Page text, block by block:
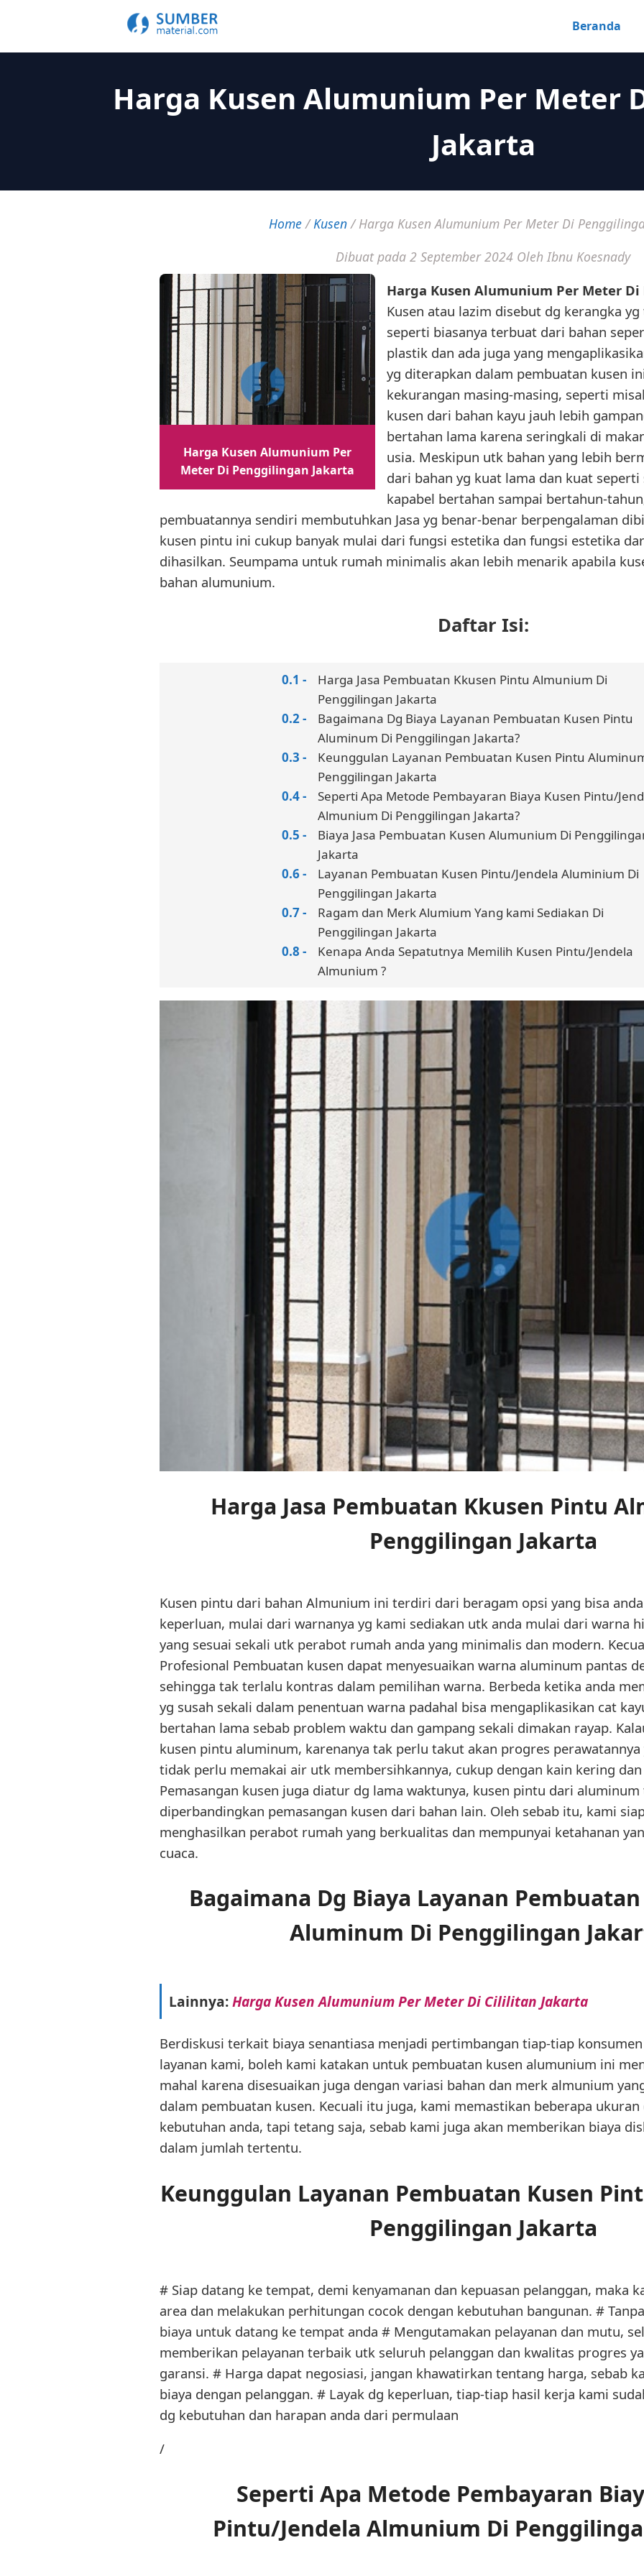
Beranda
Harga Kusen Alumunium Per Meter
Jakarta
Home/Kusen/Harga Kusen Alumunium Per Meter Di
Dibuat pada 2 September 2024 Oleh Ibnu Koesnady
Harga Kusen Alumunium Per
Meter Di Penggilingan Jakarta
Harga Kusen Alumunium Per Meter
Kusen atau lazim disebut dg kerangka
seperti biasanya terbuat dari bahan
plastik dan ada juga yang
yg diterapkan dalam pembuatan kusen
kekurangan masing-masing, seperti
kusen dari bahan kayu jauh lebih
bertahan lama karena seringkali di
usia. Meskipun utk bahan yang lebih
dari bahan yg kuat lama dan kuat
kapabel bertahan sampai bertahun-
pembuatannya sendiri membutuhkan Jasa yg benar-benar berpengalaman
kusen pintu ini cukup banyak mulai dari fungsi estetika dan fungsi estetika
dihasilkan. Seumpama untuk rumah minimalis akan lebih menarik apabila
bahan alumunium.
Daftar Isi:
Harga Jasa Pembuatan Kkusen Pintu Almunium Di
Penggilingan Jakarta
Bagaimana Dg Biaya Layanan Pembuatan Kusen Pintu
Aluminum Di Penggilingan Jakarta?
Keunggulan Layanan Pembuatan Kusen Pintu
Penggilingan Jakarta
Seperti Apa Metode Pembayaran Biaya Kusen Pintu/
Almunium Di Penggilingan Jakarta?
Biaya Jasa Pembuatan Kusen Alumunium Di
Jakarta
Layanan Pembuatan Kusen Pintu/Jendela Aluminium Di
Penggilingan Jakarta
Ragam dan Merk Alumium Yang kami Sediakan Di
Penggilingan Jakarta
Kenapa Anda Sepatutnya Memilih Kusen Pintu/Jendela
Almunium ?
Harga Jasa Pembuatan Kkusen Pintu
Penggilingan Jakarta
Kusen pintu dari bahan Almunium ini terdiri dari beragam opsi yang bisa
keperluan, mulai dari warnanya yg kami sediakan utk anda mulai dari warna
yang sesuai sekali utk perabot rumah anda yang minimalis dan modern.
Profesional Pembuatan kusen dapat menyesuaikan warna aluminum pantas
sehingga tak terlalu kontras dalam pemilihan warna. Berbeda ketika anda
yg susah sekali dalam penentuan warna padahal bisa mengaplikasikan cat
bertahan lama sebab problem waktu dan gampang sekali dimakan rayap.
kusen pintu aluminum, karenanya tak perlu takut akan progres
tidak perlu memakai air utk membersihkannya, cukup dengan kain kering
Pemasangan kusen juga diatur dg lama waktunya, kusen pintu dari
diperbandingkan pemasangan kusen dari bahan lain. Oleh sebab itu, kami
menghasilkan perabot rumah yang berkualitas dan mempunyai ketahanan
cuaca.
Bagaimana Dg Biaya Layanan
Aluminum Di Penggilingan
Lainnya:Harga Kusen Alumunium Per Meter Di Cililitan Jakarta
Berdiskusi terkait biaya senantiasa menjadi pertimbangan tiap-tiap
layanan kami, boleh kami katakan untuk pembuatan kusen alumunium ini
mahal karena disesuaikan juga dengan variasi bahan dan merk almunium
dalam pembuatan kusen. Kecuali itu juga, kami memastikan beberapa
kebutuhan anda, tapi tetang saja, sebab kami juga akan memberikan biaya
dalam jumlah tertentu.
Keunggulan Layanan Pembuatan Kusen
Penggilingan Jakarta
# Siap datang ke tempat, demi kenyamanan dan kepuasan pelanggan, maka
area dan melakukan perhitungan cocok dengan kebutuhan bangunan. #
biaya untuk datang ke tempat anda # Mengutamakan pelayanan dan mutu,
memberikan pelayanan terbaik utk seluruh pelanggan dan kwalitas progres
garansi. # Harga dapat negosiasi, jangan khawatirkan tentang harga, sebab
biaya dengan pelanggan. # Layak dg keperluan, tiap-tiap hasil kerja kami
dg kebutuhan dan harapan anda dari permulaan
/
Seperti Apa Metode Pembayaran
Pintu/Jendela Almunium Di